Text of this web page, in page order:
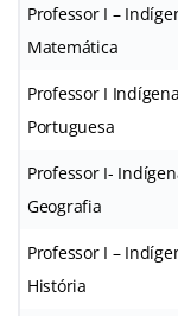
Professor I –
Matemática
Professor I
Portuguesa
Professor I-
Geografia
Professor I –
História